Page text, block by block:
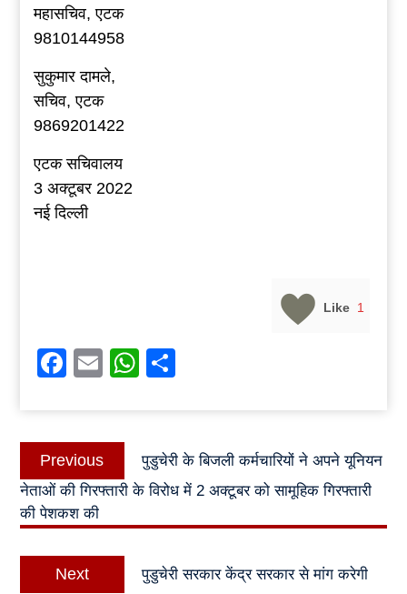
महासचिव, एटक
9810144958
सुकुमार दामले,
सचिव, एटक
9869201422
एटक सचिवालय
3 अक्टूबर 2022
नई दिल्ली
Like 1
Facebook
EmailWhatsApp
Post
navigation
Previous
Previous
post:
पुडुचेरी के बिजली कर्मचारियों ने अपने यूनियन
नेताओं की गिरफ्तारी के विरोध में 2 अक्टूबर को सामूहिक गिरफ्तारी
की पेशकश की
Next
Next
post:
पुडुचेरी सरकार केंद्र सरकार से मांग करेगी